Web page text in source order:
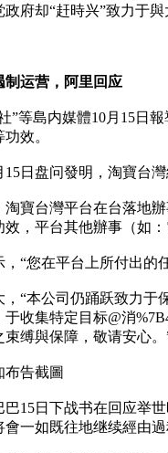
府却“赶時兴”致力于
制运营，阿里回应
”等島内媒體10月15日
效。
15日盘问發明，淘寶台
淘寶台灣平台在台落地
，平台其他辦事（如
，“您在平台上所付出的
，“本公司仍踊跃致力于
于收集特定目标@消
束缚與保障，敬请安心。
布告截圖
巴15日下战书在回应举
一如既往地继续經由